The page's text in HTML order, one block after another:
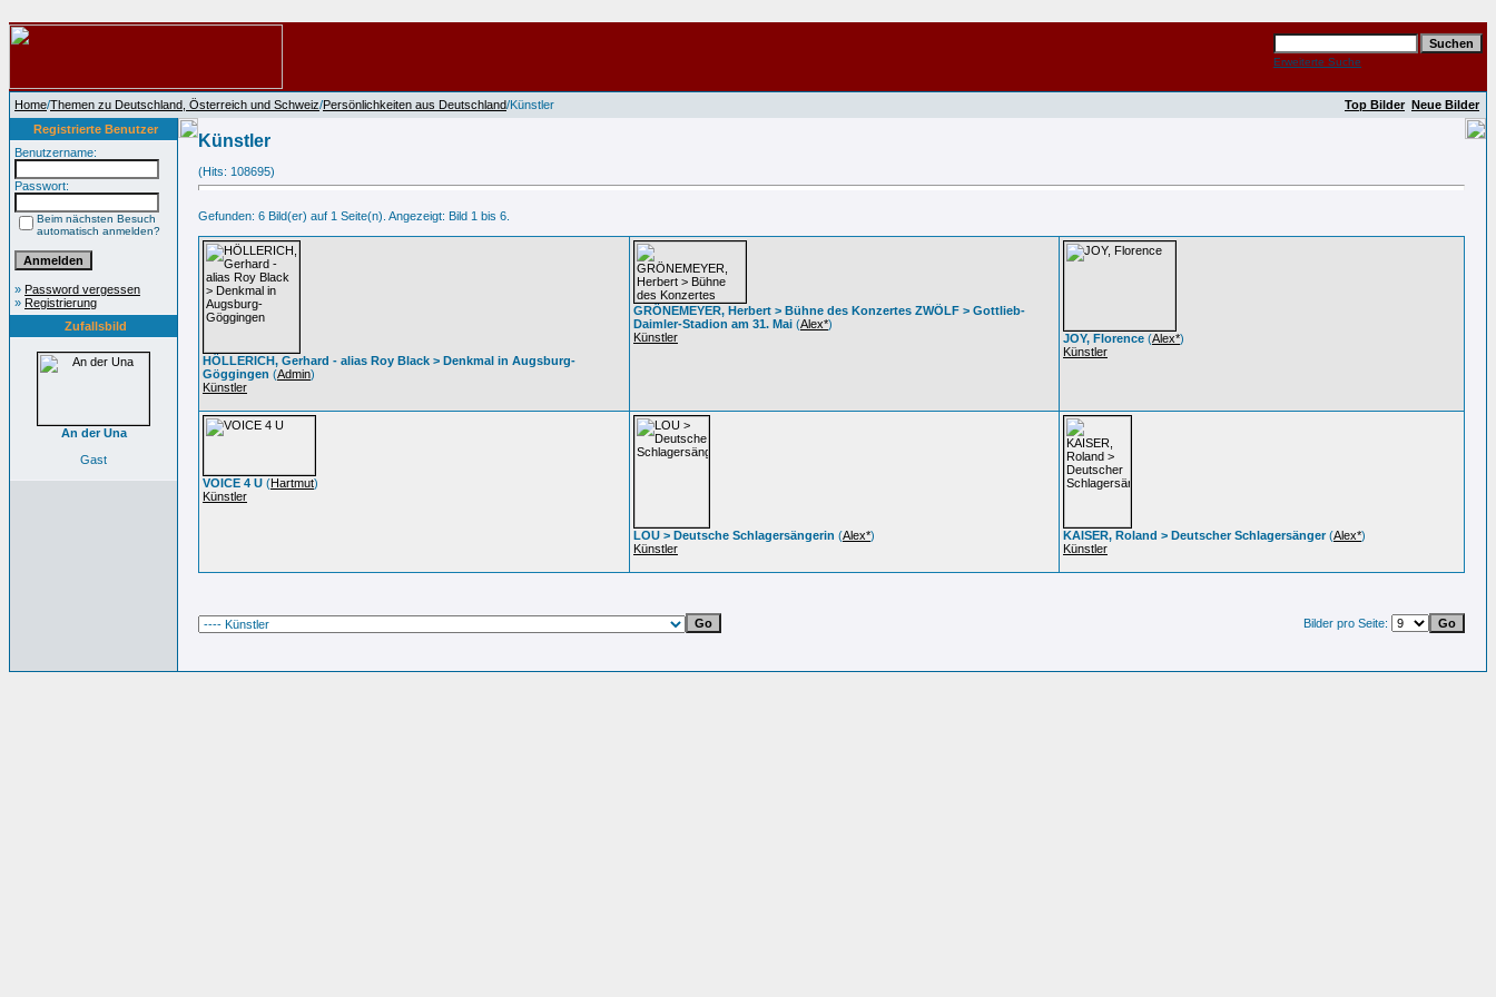
Erweiterte Suche
Home/Themen zu Deutschland, Österreich und Schweiz/Persönlichkeiten aus Deutschland/Künstler Top Bilder Neue Bilder
Registrierte Benutzer
Benutzername:
Passwort:
Beim nächsten Besuch
automatisch anmelden?
» Password vergessen
» Registrierung
Zufallsbild
An der Una
Gast
Künstler
(Hits: 108695)
Gefunden: 6 Bild(er) auf 1 Seite(n). Angezeigt: Bild 1 bis 6.
HÖLLERICH, Gerhard - alias Roy Black > Denkmal in Augsburg-
Göggingen (Admin)
Künstler
GRÖNEMEYER, Herbert > Bühne des Konzertes ZWÖLF > Gottlieb-
Daimler-Stadion am 31. Mai (Alex*)
Künstler
JOY, Florence (Alex*)
Künstler
VOICE 4 U (Hartmut)
Künstler
LOU > Deutsche Schlagersängerin (Alex*)
Künstler
KAISER, Roland > Deutscher Schlagersänger(Alex*)
Künstler
Bilder pro Seite: